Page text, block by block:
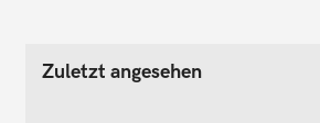
Zuletzt angesehen